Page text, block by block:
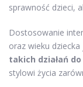
sprawność dzieci,
Dostosowanie
oraz wieku
takich działań
stylowi życia